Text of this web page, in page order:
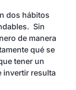
dos hábitos
Sin
de manera
qué se
tener un
invertir resulta